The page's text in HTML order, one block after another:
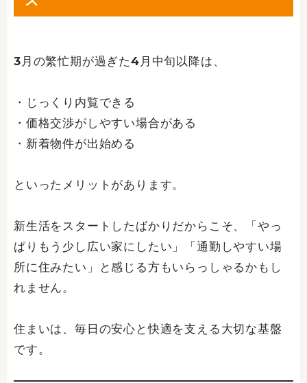
3月の繁忙期が過ぎた4月中旬以降は、
・じっくり内覧できる
・価格交渉がしやすい場合がある
・新着物件が出始める
といったメリットがあります。
新生活をスタートしたばかりだからこそ、「やっ
ぱりもう少し広い家にしたい」「通勤しやすい場
所に住みたい」と感じる方もいらっしゃるかもし
れません。
住まいは、毎日の安心と快適を支える大切な基盤
です。